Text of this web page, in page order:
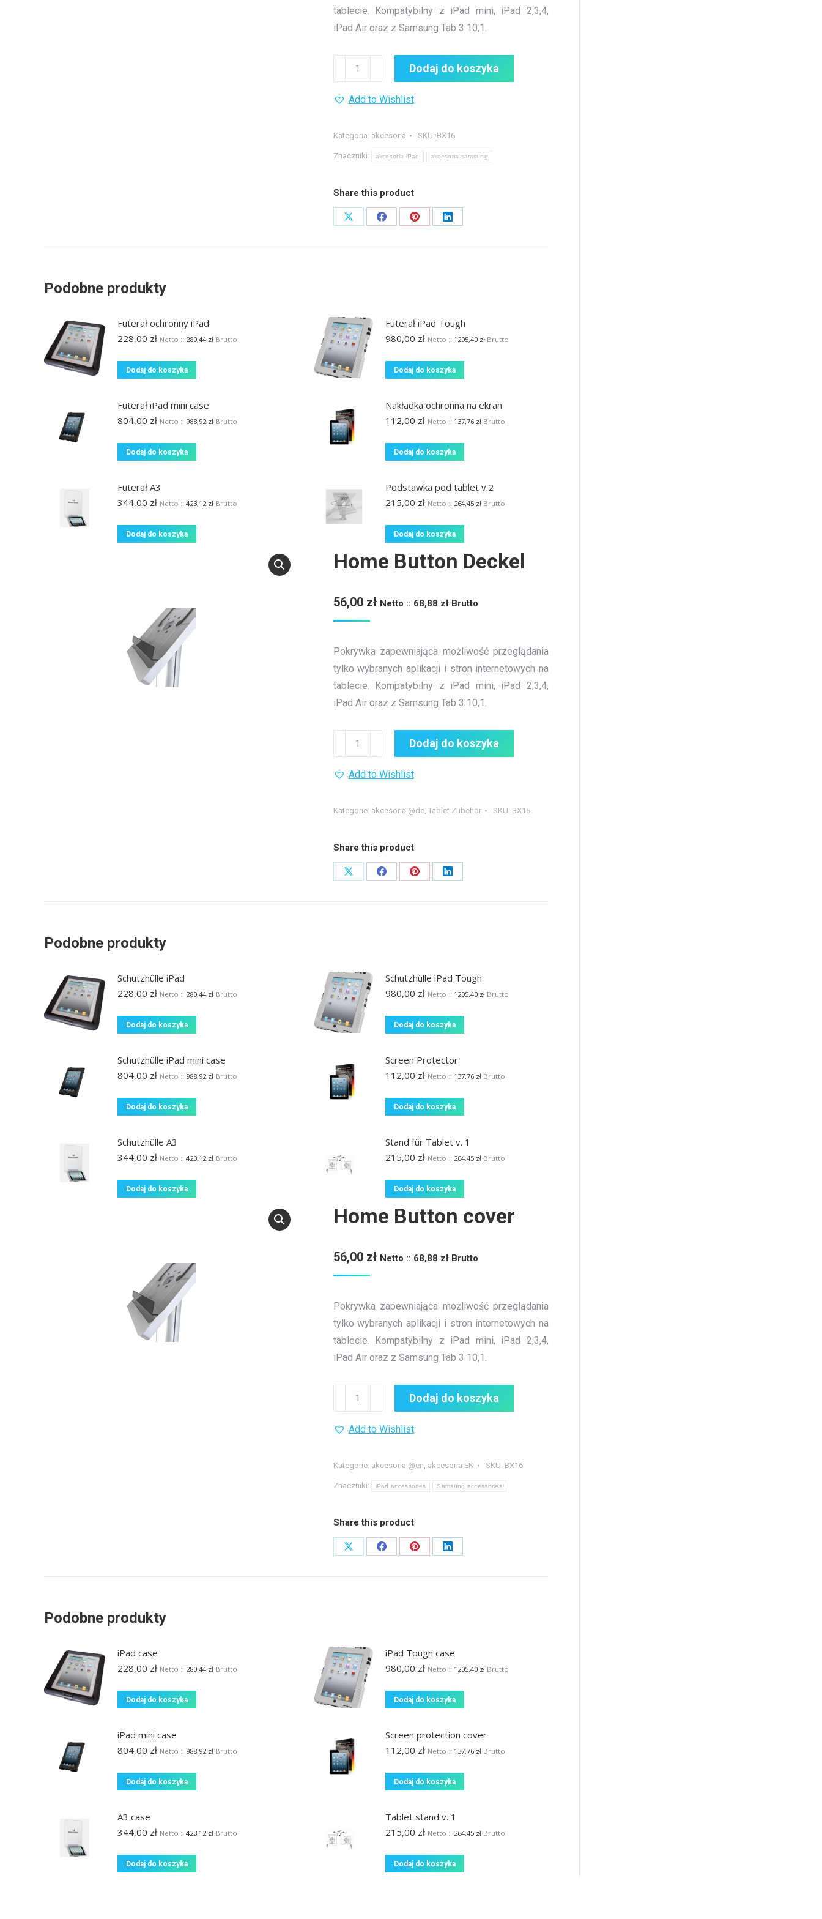
tablecie. Kompatybilny z iPad mini, iPad 2,3,4,
iPad Air oraz z Samsung Tab 3 10,1.
Home
Button
Dodaj do koszyka
Add to Wishlist
Kategoria: akcesoria SKU: BX16
Znaczniki: akcesoria iPad akcesoria samsung
Share this product
Share
Share
Share
Share
Podobne produkty
Futerał ochronny iPad
228,00 zł Netto :: 280,44 zł Brutto
Dodaj do koszyka
Futerał iPad Tough
980,00 zł Netto :: 1205,40 złBrutto
Dodaj do koszyka
Futerał iPad mini case
804,00 zł Netto :: 988,92 zł Brutto
Dodaj do koszyka
Nakładka ochronna na ekran
112,00 zł Netto :: 137,76 złBrutto
Dodaj do koszyka
Futerał A3
344,00 zł Netto :: 423,12 zł Brutto
Dodaj do koszyka
Podstawka pod tablet v.2
215,00 zł Netto :: 264,45 złBrutto
Dodaj do koszyka
Home Button Deckel
56,00 zł Netto :: 68,88 złBrutto
Pokrywka zapewniająca możliwość przeglądania
tylko wybranych aplikacji i stron internetowych na
tablecie. Kompatybilny z iPad mini, iPad 2,3,4,
iPad Air oraz z Samsung Tab 3 10,1.
Home
Button
Dodaj do koszyka
Add to Wishlist
Kategorie: akcesoria @de, Tablet Zubehör SKU: BX16
Share this product
Share
Share
Share
Share
Podobne produkty
Schutzhülle iPad
228,00 zł Netto :: 280,44 zł Brutto
Dodaj do koszyka
Schutzhülle iPad Tough
980,00 zł Netto :: 1205,40 złBrutto
Dodaj do koszyka
Schutzhülle iPad mini case
804,00 zł Netto :: 988,92 zł Brutto
Dodaj do koszyka
Screen Protector
112,00 zł Netto :: 137,76 złBrutto
Dodaj do koszyka
Schutzhülle A3
344,00 zł Netto :: 423,12 zł Brutto
Dodaj do koszyka
Stand für Tablet v. 1
215,00 zł Netto :: 264,45 złBrutto
Dodaj do koszyka
Home Button cover
56,00 zł Netto :: 68,88 złBrutto
Pokrywka zapewniająca możliwość przeglądania
tylko wybranych aplikacji i stron internetowych na
tablecie. Kompatybilny z iPad mini, iPad 2,3,4,
iPad Air oraz z Samsung Tab 3 10,1.
Home
Button
Dodaj do koszyka
Add to Wishlist
Kategorie: akcesoria @en, akcesoria EN SKU: BX16
Znaczniki: iPad accessories Samsung accessories
Share this product
Share
Share
Share
Share
Podobne produkty
iPad case
228,00 zł Netto :: 280,44 zł Brutto
Dodaj do koszyka
iPad Tough case
980,00 zł Netto :: 1205,40 złBrutto
Dodaj do koszyka
iPad mini case
804,00 zł Netto :: 988,92 zł Brutto
Dodaj do koszyka
Screen protection cover
112,00 zł Netto :: 137,76 złBrutto
Dodaj do koszyka
A3 case
344,00 zł Netto :: 423,12 zł Brutto
Dodaj do koszyka
Tablet stand v. 1
215,00 zł Netto :: 264,45 złBrutto
Dodaj do koszyka